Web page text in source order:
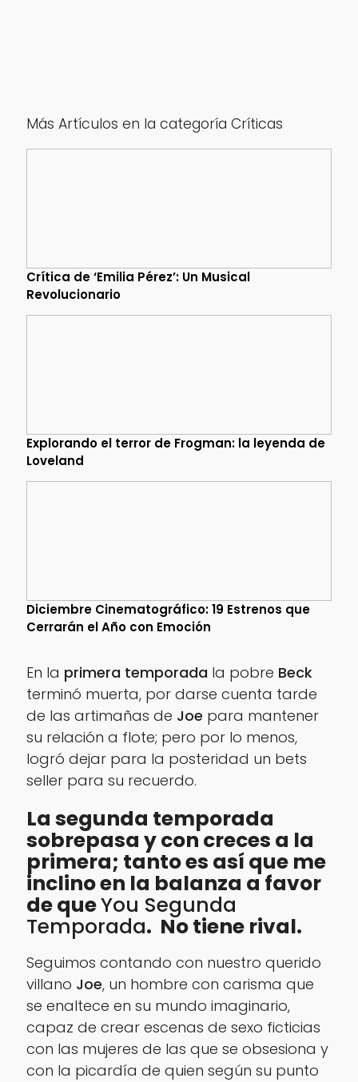
Más Artículos en la categoría Críticas
Crítica de ‘Emilia Pérez’: Un Musical
Revolucionario
Explorando el terror de Frogman: la leyenda de
Loveland
Diciembre Cinematográfico: 19 Estrenos que
Cerrarán el Año con Emoción
En la primera temporada la pobre Beck
terminó muerta, por darse cuenta tarde
de las artimañas de Joe para mantener
su relación a flote; pero por lo menos,
logró dejar para la posteridad un bets
seller para su recuerdo.
La segunda temporada
sobrepasa y con creces a la
primera; tanto es así que me
inclino en la balanza a favor
de queYou Segunda
Temporada. No tiene rival.
Seguimos contando con nuestro querido
villano Joe, un hombre con carisma que
se enaltece en su mundo imaginario,
capaz de crear escenas de sexo ficticias
con las mujeres de las que se obsesiona y
con la picardía de quien según su punto